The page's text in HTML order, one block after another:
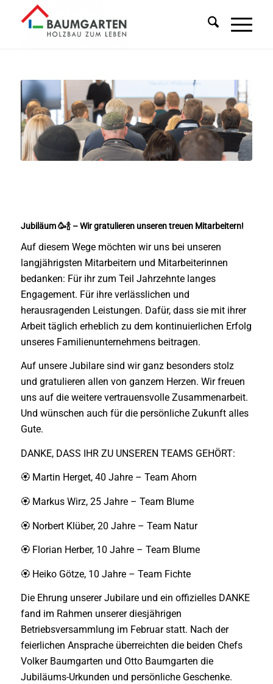
Jubiläum 🥳🍾 – Wir gratulieren unseren treuen Mitarbeitern!
Auf diesem Wege möchten wir uns bei unseren
langjährigsten Mitarbeitern und Mitarbeiterinnen
bedanken: Für ihr zum Teil Jahrzehnte langes
Engagement. Für ihre verlässlichen und
herausragenden Leistungen. Dafür, dass sie mit ihrer
Arbeit täglich erheblich zu dem kontinuierlichen Erfolg
unseres Familienunternehmens beitragen.
Auf unsere Jubilare sind wir ganz besonders stolz
und gratulieren allen von ganzem Herzen. Wir freuen
uns auf die weitere vertrauensvolle Zusammenarbeit.
Und wünschen auch für die persönliche Zukunft alles
Gute.
DANKE, DASS IHR ZU UNSEREN TEAMS GEHÖRT:
🏵 Martin Herget, 40 Jahre – Team Ahorn
🏵 Markus Wirz, 25 Jahre – Team Blume
🏵 Norbert Klüber, 20 Jahre – Team Natur
🏵 Florian Herber, 10 Jahre – Team Blume
🏵 Heiko Götze, 10 Jahre – Team Fichte
Die Ehrung unserer Jubilare und ein offizielles DANKE
fand im Rahmen unserer diesjährigen
Betriebsversammlung im Februar statt. Nach der
feierlichen Ansprache überreichten die beiden Chefs
Volker Baumgarten und Otto Baumgarten die
Jubiläums-Urkunden und persönliche Geschenke.